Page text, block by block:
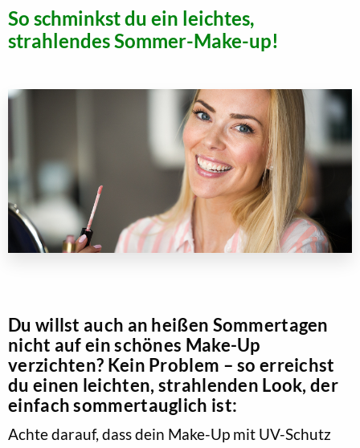
So schminkst du ein leichtes,
strahlendes Sommer-Make-up!
Du willst auch an heißen Sommertagen
nicht auf ein schönes Make-Up
verzichten? Kein Problem – so erreichst
du einen leichten, strahlenden Look, der
einfach sommertauglich ist:
Achte darauf, dass dein Make-Up mit UV-Schutz